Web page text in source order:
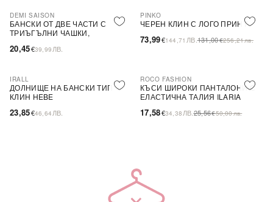
DEMI SAISON
БАНСКИ ОТ ДВЕ ЧАСТИ С
ТРИЪГЪЛНИ ЧАШКИ,
20,45€39,99 ЛВ.
-44%
PINKO
ЧЕРЕН КЛИН С ЛОГО ПРИНТ
73,99€144,71 ЛВ.131,00€256,21лв.
IRALL
ДОЛНИЩЕ НА БАНСКИ ТИП
КЛИН HEBE
23,85€46,64 ЛВ.
-31%
ROCO FASHION
КЪСИ ШИРОКИ ПАНТАЛОНИ С
ЕЛАСТИЧНА ТАЛИЯ ILARIA
17,58€34,38 ЛВ.25,56€50,00лв.